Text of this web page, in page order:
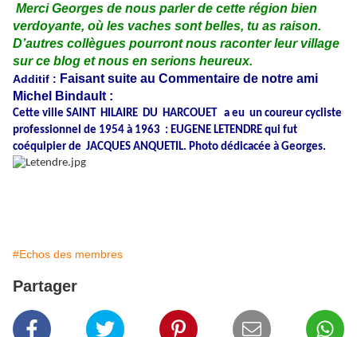
Merci Georges de nous parler de cette région bien
verdoyante, où les vaches sont belles, tu as raison.
D’autres collègues pourront nous raconter leur village
sur ce blog et nous en serions heureux.
Additif : Faisant suite au Commentaire de notre ami
Michel Bindault :
Cette ville SAINT HILAIRE DU HARCOUET a eu un coureur cycliste
professionnel de 1954 à 1963 : EUGENE LETENDRE qui fut
coéquipier de JACQUES ANQUETIL. Photo dédicacée à Georges.
#Echos des membres
Partager